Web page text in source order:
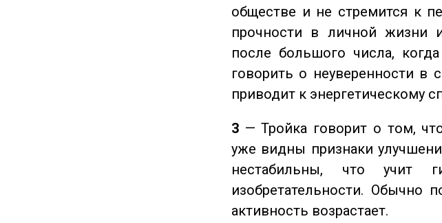
обществе и не стремится к
прочности в личной жизни
после большого числа,
говорить о неуверенности в
приводит к энергетическому
3 — Тройка говорит о том,
уже видны признаки
нестабильны, что учит
изобретательности. Обычно
активность возрастает.